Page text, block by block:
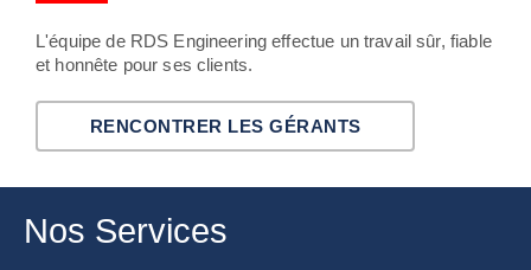
L'équipe de RDS Engineering effectue un travail sûr, fiable
et honnête pour ses clients.
RENCONTRER LES GÉRANTS
Nos Services